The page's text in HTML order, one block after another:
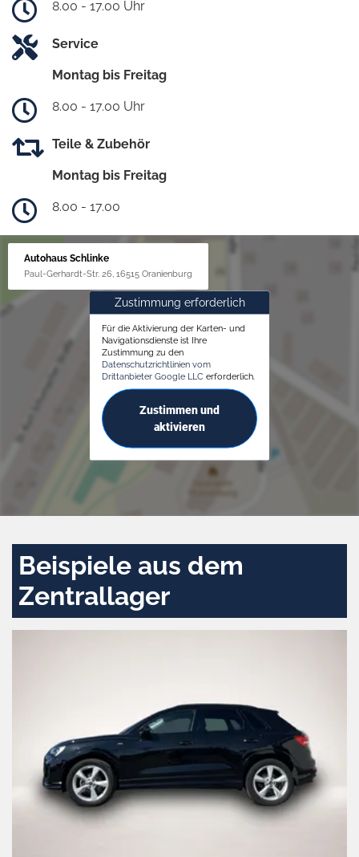
8.00 - 17.00 Uhr
Service
Montag bis Freitag
8.00 - 17.00 Uhr
Teile & Zubehör
Montag bis Freitag
8.00 - 17.00
Autohaus Schlinke
Paul-Gerhardt-Str. 26, 16515 Oranienburg
Zustimmung erforderlich
Für die Aktivierung der Karten- und
Navigationsdienste ist Ihre
Zustimmung zu den
Datenschutzrichtlinien vom
Drittanbieter Google LLC erforderlich.
Zustimmen und
aktivieren
Beispiele aus dem
Zentrallager